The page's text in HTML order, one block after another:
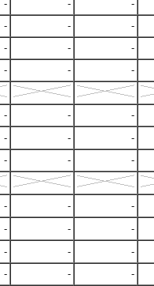
- -
-
- -
-
- -
-
- -
-
- -
-
- -
-
- -
-
- -
-
- -
-
- -
-
- -
-